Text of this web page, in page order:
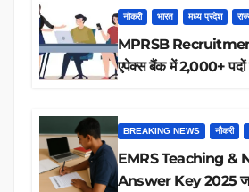
नौकरी भारत मध्य प्रदेश
MPRSB
एपेक्स बैंक में 2,000+
BREAKING NEWS नौकरी
EMRS Teaching &
Answer Key 2025